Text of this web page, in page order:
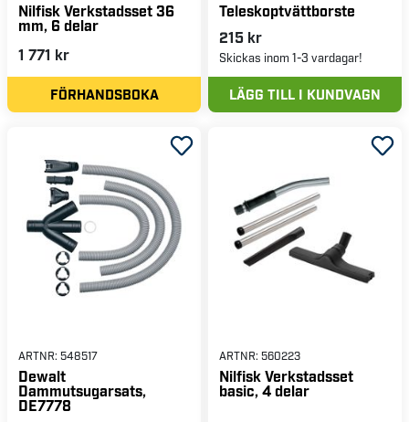
Nilfisk Verkstadsset 36
mm, 6 delar
1 771 kr
FÖRHANDSBOKA
Teleskoptvättborste
215 kr
Skickas inom 1-3 vardagar!
LÄGG TILL I KUNDVAGN
ARTNR: 548517
Dewalt
Dammutsugarsats,
DE7778
ARTNR: 560223
Nilfisk Verkstadsset
basic, 4 delar